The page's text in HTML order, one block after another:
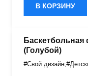
В КОРЗИНУ
Баскетбольная
(Голубой)
#Свой дизайн